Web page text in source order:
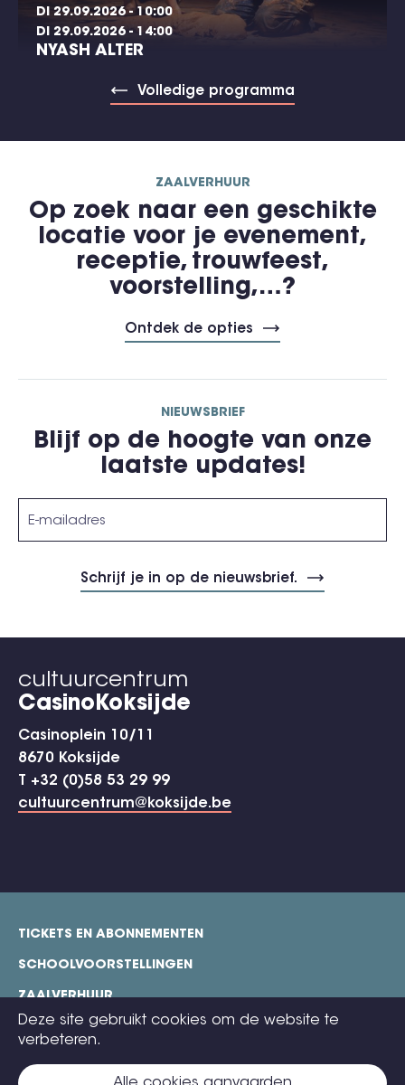
DI 29.09.2026 - 10:00
DI 29.09.2026 - 14:00
NYASH ALTER
Volledige programma
ZAALVERHUUR
Op zoek naar een geschikte
locatie voor je evenement,
receptie, trouwfeest,
voorstelling,…?
Ontdek de opties
NIEUWSBRIEF
Blijf op de hoogte van onze
laatste updates!
cultuurcentrum
CasinoKoksijde
Casinoplein 10/11
8670 Koksijde
T +32 (0)58 53 29 99
cultuurcentrum@koksijde.be
Deze site gebruikt cookies om de website te
verbeteren.
footer
TICKETS EN ABONNEMENTEN
SCHOOLVOORSTELLINGEN
ZAALVERHUUR
TECHNISCHE FICHES